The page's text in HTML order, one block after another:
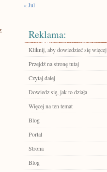
« Jul
Reklama:
Kliknij, aby dowiedzieć się więcej
Przejdź na stronę tutaj
Czytaj dalej
Dowiedz się, jak to działa
Więcej na ten temat
Blog
Portal
Strona
Blog